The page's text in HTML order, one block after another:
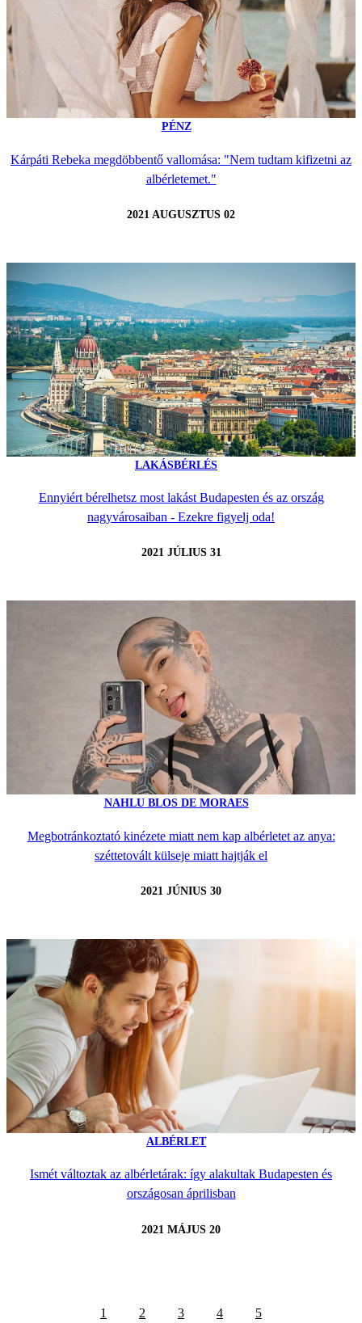
PÉNZ
Kárpáti Rebeka megdöbbentő vallomása: "Nem tudtam kifizetni az
albérletemet."
2021 AUGUSZTUS 02
LAKÁSBÉRLÉS
Ennyiért bérelhetsz most lakást Budapesten és az ország
nagyvárosaiban - Ezekre figyelj oda!
2021 JÚLIUS 31
NAHLU BLOS DE MORAES
Megbotránkoztató kinézete miatt nem kap albérletet az anya:
széttetovált külseje miatt hajtják el
2021 JÚNIUS 30
ALBÉRLET
Ismét változtak az albérletárak: így alakultak Budapesten és
országosan áprilisban
2021 MÁJUS 20
1 2 3 4 5